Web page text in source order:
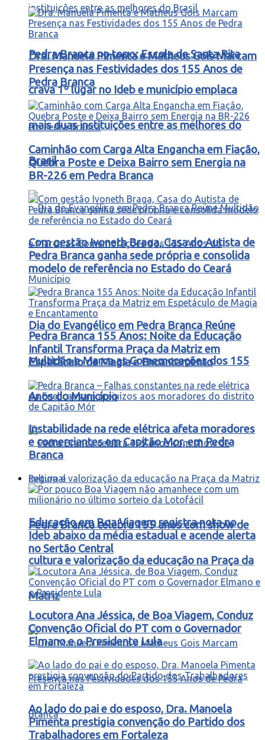
Pedra Branca no topo: Escola de Santa Rita
crava 1º lugar no Ideb e município emplaca
mais duas instituições entre as melhores do
Brasil
Dia do Evangélico em Pedra Branca Reúne
Multidão e Marca as Comemorações dos 155
Anos do Município
Pedra Branca celebra 155 anos com show de
cultura e valorização da educação na Praça da
Matriz
Dra. Manuela Pimenta e Matheus Gois Marcam
Presença nas Festividades dos 155 Anos de
Pedra Branca
Caminhão com Carga Alta Engancha em Fiação,
Quebra Poste e Deixa Bairro sem Energia na
BR-226 em Pedra Branca
Com gestão Ivoneth Braga, Casa do Autista de
Pedra Branca ganha sede própria e consolida
modelo de referência no Estado do Ceará
Pedra Branca 155 Anos: Noite da Educação
Infantil Transforma Praça da Matriz em
Espetáculo de Magia e Encantamento
Instabilidade na rede elétrica afeta moradores
e comerciantes em Capitão Mor, em Pedra
Branca
Regional
Educação em Boa Viagem registra nota no
Ideb abaixo da média estadual e acende alerta
no Sertão Central
Locutora Ana Jéssica, de Boa Viagem, Conduz
Convenção Oficial do PT com o Governador
Elmano e o Presidente Lula
Ao lado do pai e do esposo, Dra. Manoela
Pimenta prestigia convenção do Partido dos
Trabalhadores em Fortaleza